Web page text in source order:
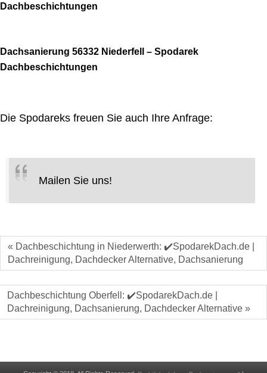
Dachbeschichtungen
Dachsanierung 56332 Niederfell – Spodarek
Dachbeschichtungen
Die Spodareks freuen Sie auch Ihre Anfrage:
Mailen Sie uns!
« Dachbeschichtung in Niederwerth: ✔️SpodarekDach.de |
Dachreinigung, Dachdecker Alternative, Dachsanierung
Dachbeschichtung Oberfell: ✔️SpodarekDach.de |
Dachreinigung, Dachsanierung, Dachdecker Alternative »